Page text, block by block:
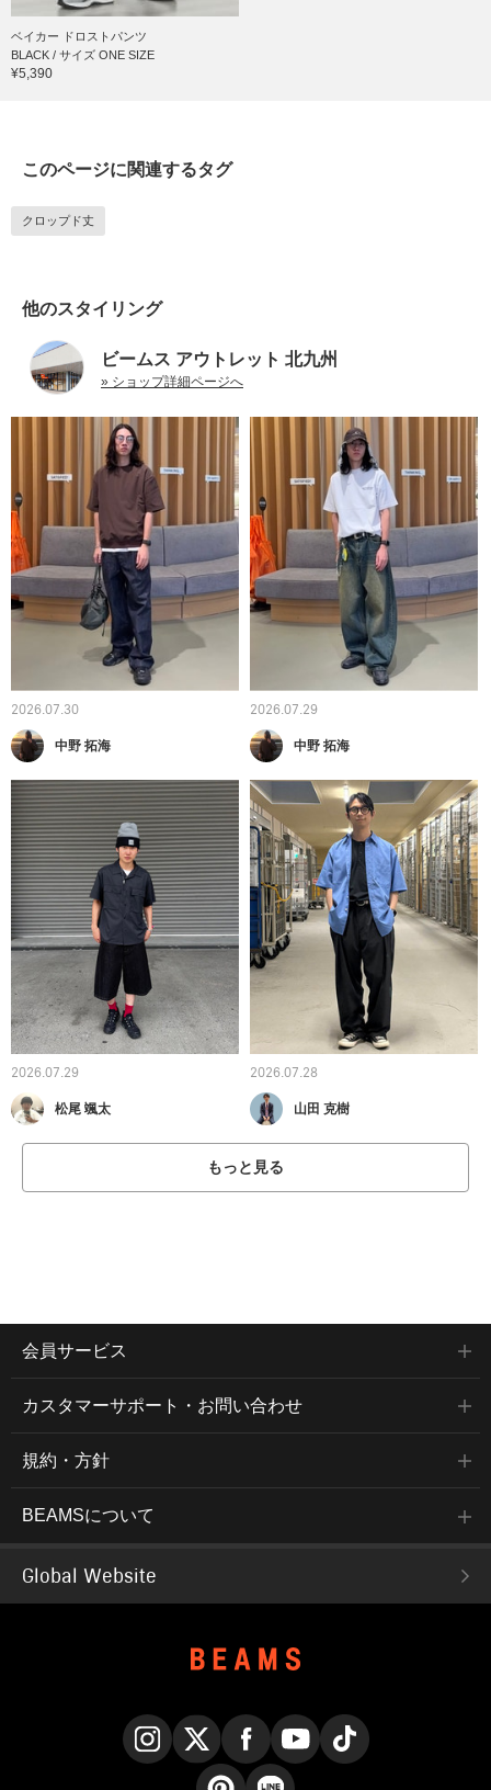
ベイカー ドロストパンツ
BLACK / サイズ ONE SIZE
¥5,390
このページに関連するタグ
クロップド丈
他のスタイリング
ビームス アウトレット 北九州
» ショップ詳細ページへ
2026.07.30
中野 拓海
2026.07.29
中野 拓海
2026.07.29
松尾 颯太
2026.07.28
山田 克樹
もっと見る
会員サービス
カスタマーサポート・お問い合わせ
規約・方針
BEAMSについて
Global Website